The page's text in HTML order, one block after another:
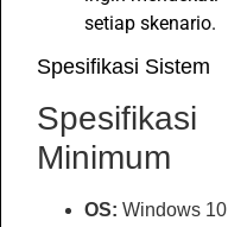
setiap skenario.
Spesifikasi Sistem
Spesifikasi
Minimum
OS: Windows 10